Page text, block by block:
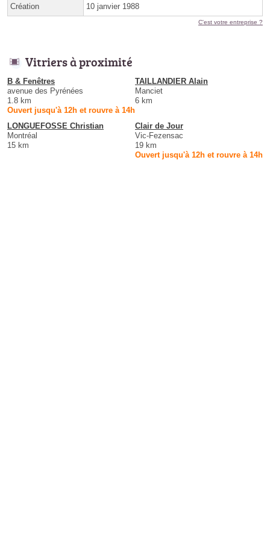
Création 10 janvier 1988
C'est votre entreprise ?
Vitriers à proximité
B & Fenêtres
avenue des Pyrénées
1.8 km
Ouvert jusqu'à 12h et rouvre à 14h
TAILLANDIER Alain
Manciet
6 km
LONGUEFOSSE Christian
Montréal
15 km
Clair de Jour
Vic-Fezensac
19 km
Ouvert jusqu'à 12h et rouvre à 14h